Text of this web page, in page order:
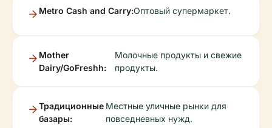
Metro Cash and Carry:Оптовый супермаркет.
Mother
Dairy/GoFreshh:
Молочные продукты и свежие
продукты.
Традиционные
базары:
Местные уличные рынки для
повседневных нужд.